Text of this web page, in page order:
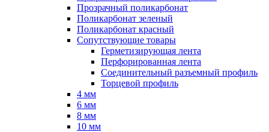
Прозрачный поликарбонат
Поликарбонат зеленый
Поликарбонат красный
Сопутствующие товары
Герметизирующая лента
Перфорированная лента
Соединительный разъемный профиль
Торцевой профиль
4 мм
6 мм
8 мм
10 мм